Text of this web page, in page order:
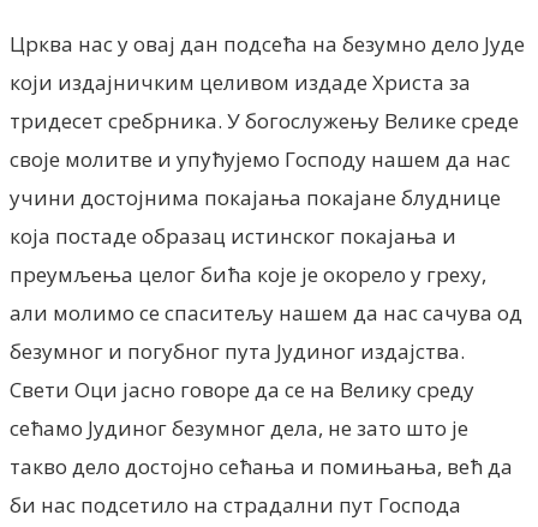
Црква нас у овај дан подсећа на безумно дело Јуде
који издајничким целивом издаде Христа за
тридесет сребрника. У богослужењу Велике среде
своје молитве и упућујемо Господу нашем да нас
учини достојнима покајања покајане блуднице
која постаде образац истинског покајања и
преумљења целог бића које је окорело у греху,
али молимо се спаситељу нашем да нас сачува од
безумног и погубног пута Јудиног издајства.
Свети Оци јасно говоре да се на Велику среду
сећамо Јудиног безумног дела, не зато што је
такво дело достојно сећања и помињања, већ да
би нас подсетило на страдални пут Господа